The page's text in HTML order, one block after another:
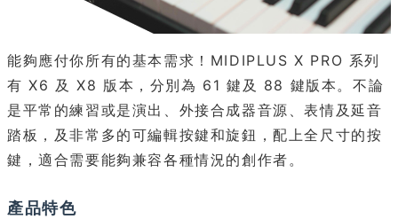
能夠應付你所有的基本需求！MIDIPLUS X PRO 系列
有 X6 及 X8 版本，分別為 61 鍵及 88 鍵版本。不論
是平常的練習或是演出、外接合成器音源、表情及延音
踏板，及非常多的可編輯按鍵和旋鈕，配上全尺寸的按
鍵，適合需要能夠兼容各種情況的創作者。
產品特色